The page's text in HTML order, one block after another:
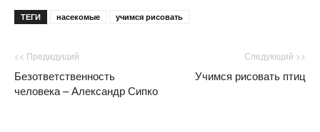
ТЕГИ насекомые учимся рисовать
<< Предидущий
Безответственность
человека – Александр Сипко
Следующий >>
Учимся рисовать птиц